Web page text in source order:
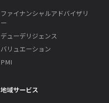
ファイナンシャルアドバイザリ
ー
デューデリジェンス
バリュエーション
PMI
地域サービス